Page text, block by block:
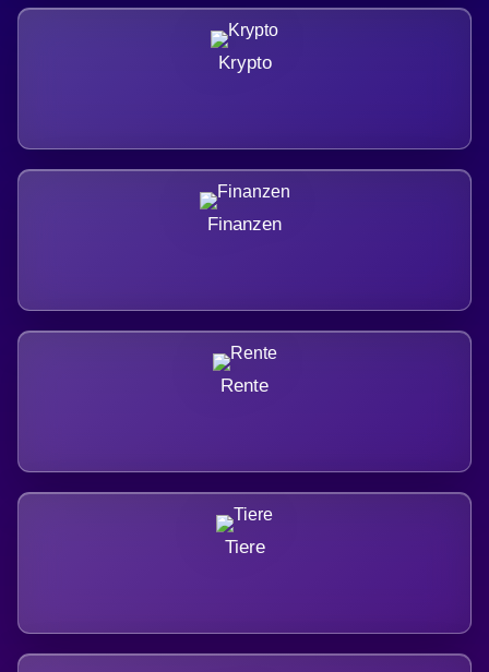
Krypto
Finanzen
Rente
Tiere